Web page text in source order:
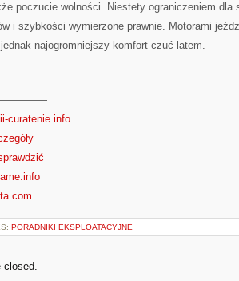
poczucie wolności. Niestety ograniczeniem dla
i szybkości wymierzone prawnie. Motorami
najogromniejszy komfort czuć latem.
curatenie.info
PORADNIKI EKSPLOATACYJNE
closed.